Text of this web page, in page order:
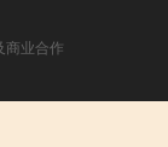
商业合作